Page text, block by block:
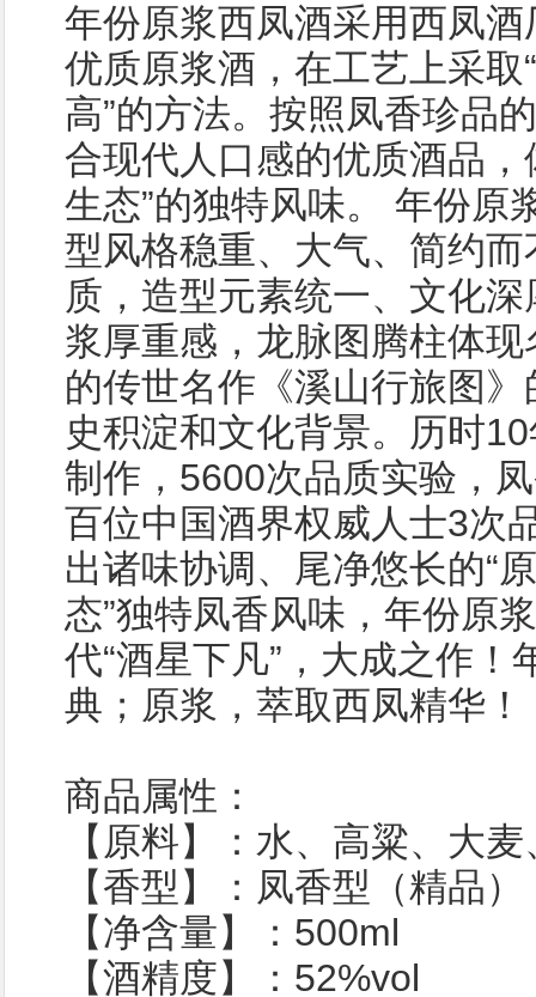
年份原浆西凤酒采用西凤
优质原浆酒，在工艺上采取
高”的方法。按照凤香珍品
合现代人口感的优质酒品，
生态”的独特风味。 年份原
型风格稳重、大气、简约
质，造型元素统一、文化
浆厚重感，龙脉图腾柱体
的传世名作《溪山行旅图
史积淀和文化背景。历时
制作，5600次品质实验，
百位中国酒界权威人士3次
出诸味协调、尾净悠长的“
态”独特凤香风味，年份原
代“酒星下凡”，大成之作！
典；原浆，萃取西凤精华！
商品属性：
【原料】：水、高粱、大
【香型】：凤香型（精品）
【净含量】：500ml
【酒精度】：52%vol